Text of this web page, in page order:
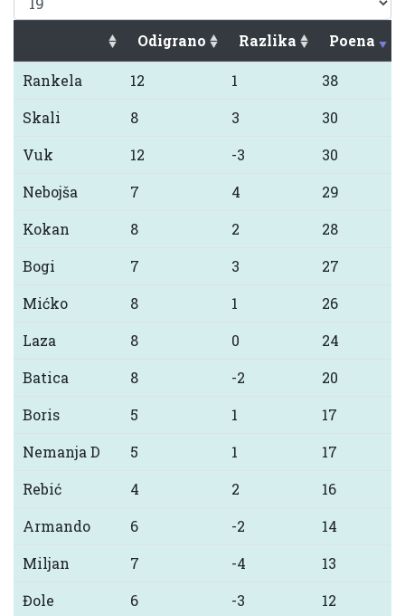
Odigrano Razlika Poena
Rankela 12 1
38
Skali
8 3
30
Vuk
12 -3
30
Nebojša
7 4
29
Kokan
8 2
28
Bogi
7 3
27
Mićko
8 1
26
Laza
8 0
24
Batica
8 -2
20
Boris
5 1
17
Nemanja D
5 1
17
Rebić
4 2
16
Armando
6 -2
14
Miljan
7 -4
13
Đole
6 -3
12